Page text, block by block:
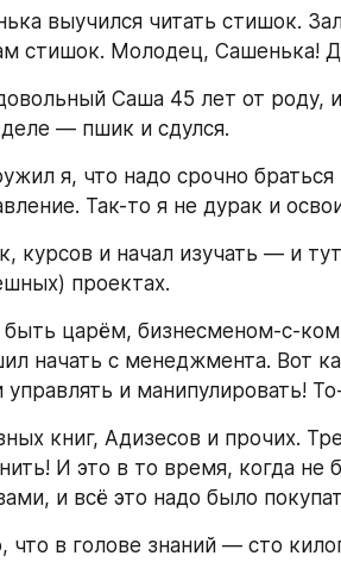
выучился читать стишок.
стишок. Молодец, Сашенька!
Саша 45 лет от роду,
— пшик и сдулся.
я, что надо срочно браться
Так-то я не дурак и
курсов и начал изучать — и
проектах.
быть царём, бизнесменом-с-
начать с менеджмента. Вот
управлять и манипулировать!
книг, Адизесов и прочих.
И это в то время, когда не
и всё это надо было
что в голове знаний — сто